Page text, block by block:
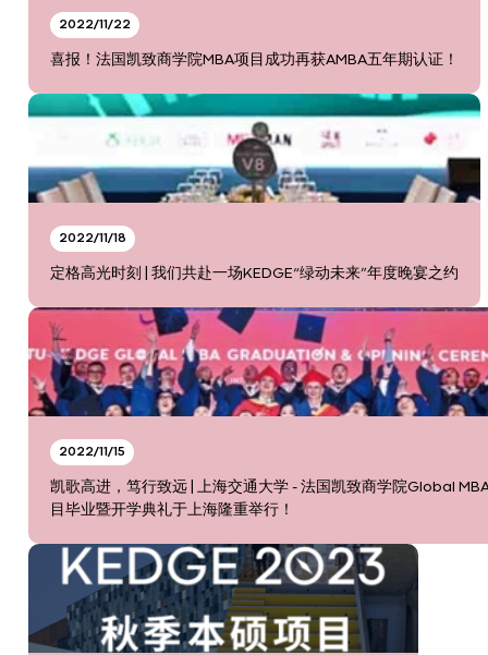
2022/11/22
喜报！法国凯致商学院MBA项目成功再获AMBA五年期认证！
2022/11/18
定格高光时刻 | 我们共赴一场KEDGE“绿动未来”年度晚宴之约
2022/11/15
凯歌高进，笃行致远 | 上海交通大学 - 法国凯致商学院Global
目毕业暨开学典礼于上海隆重举行！